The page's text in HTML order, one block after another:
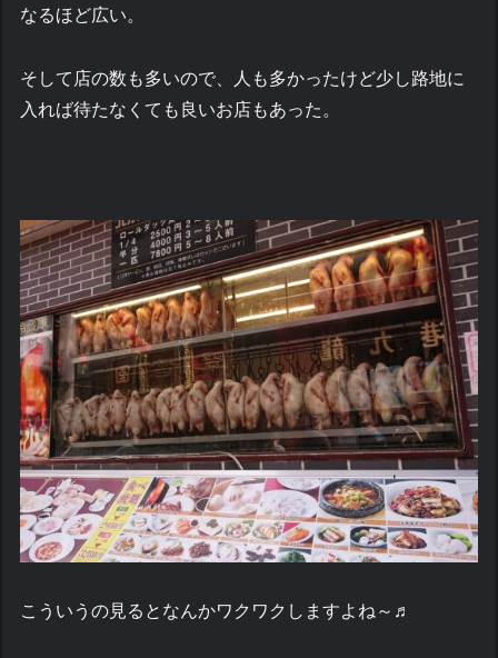
なるほど広い。
そして店の数も多いので、人も多かったけど少し路地に
入れば待たなくても良いお店もあった。
こういうの見るとなんかワクワクしますよね～♬